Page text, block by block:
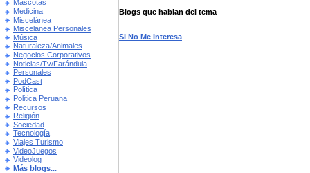
Mascotas
Medicina
Miscelánea
Miscelanea Personales
Música
Naturaleza/Animales
Negocios Corporativos
Noticias/Tv/Farándula
Personales
PodCast
Política
Politica Peruana
Recursos
Religión
Sociedad
Tecnología
Viajes Turismo
VideoJuegos
Videolog
Más blogs...
Blogs que hablan del tema
SI No Me Interesa